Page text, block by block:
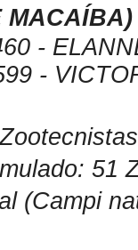
MACAÍBA)
-
-
51
(Campi